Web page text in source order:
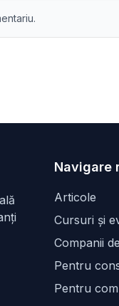
Navigare
Articole
Cursuri și
Companii
Pentru
Pentru